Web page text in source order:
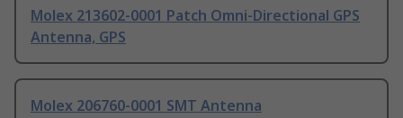
Molex 213602-0001 Patch Omni-Directional GPS
Antenna, GPS
Molex 206760-0001 SMT Antenna